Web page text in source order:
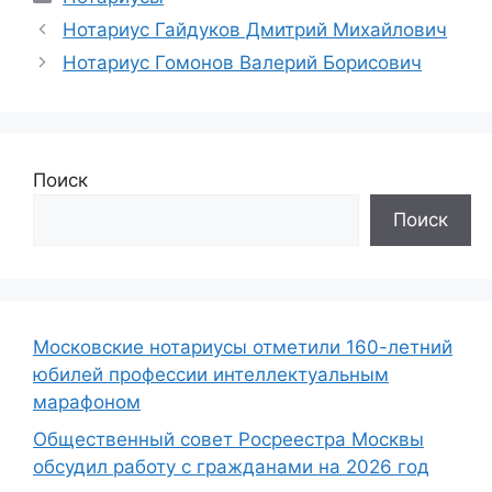
Нотариус Гайдуков Дмитрий Михайлович
Нотариус Гомонов Валерий Борисович
Поиск
Поиск
Московские нотариусы отметили 160-летний
юбилей профессии интеллектуальным
марафоном
Общественный совет Росреестра Москвы
обсудил работу с гражданами на 2026 год